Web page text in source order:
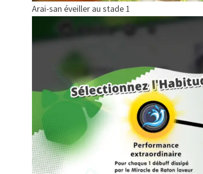
Arai-san éveiller au stade 1